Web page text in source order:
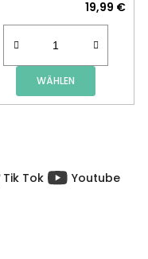
19,99 €
WÄHLEN
Tik Tok Youtube